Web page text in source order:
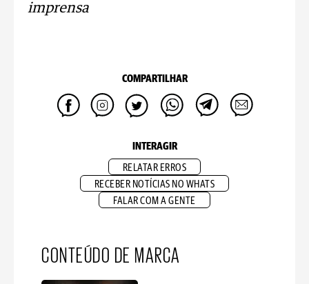
imprensa
COMPARTILHAR
INTERAGIR
RELATAR ERROS
RECEBER NOTÍCIAS NO WHATS
FALAR COM A GENTE
CONTEÚDO DE MARCA